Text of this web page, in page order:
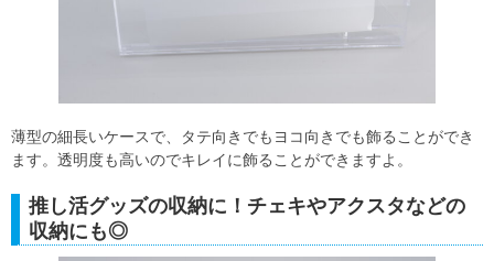
薄型の細長いケースで、タテ向きでもヨコ向きでも飾ることができ
ます。透明度も高いのでキレイに飾ることができますよ。
推し活グッズの収納に！チェキやアクスタなどの
収納にも◎